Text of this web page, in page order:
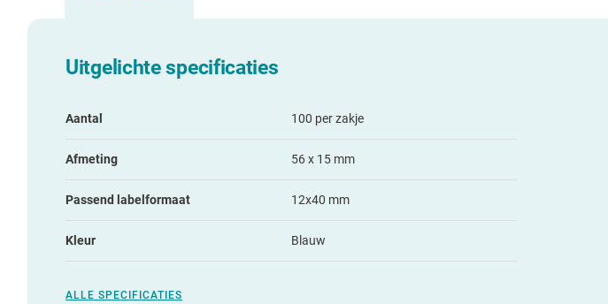
Uitgelichte specificaties
Aantal 100 per zakje
Afmeting 56 x 15 mm
Passend labelformaat 12x40 mm
Kleur Blauw
ALLE SPECIFICATIES